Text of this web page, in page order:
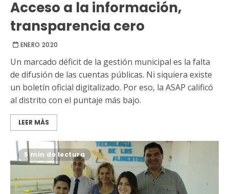
Acceso a la información,
transparencia cero
ENERO 2020
Un marcado déficit de la gestión municipal es la falta
de difusión de las cuentas públicas. Ni siquiera existe
un boletín oficial digitalizado. Por eso, la ASAP calificó
al distrito con el puntaje más bajo.
LEER MÁS
5 min de lectura